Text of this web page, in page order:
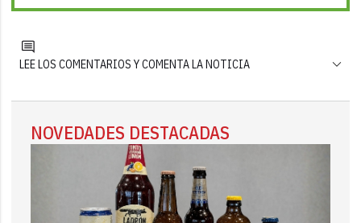
LEE LOS COMENTARIOS Y COMENTA LA NOTICIA
NOVEDADES DESTACADAS